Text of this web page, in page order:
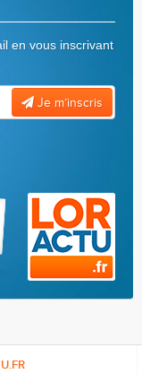
en vous inscrivant
Je m’inscris